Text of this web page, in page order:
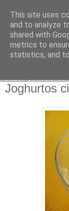
Moha
Joghurtos
This site uses
and to analyze
shared with
metrics to
statistics, and